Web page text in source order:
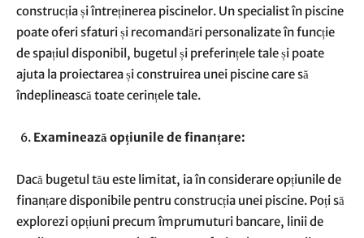
construcția și întreținerea piscinelor. Un specialist în piscine
poate oferi sfaturi și recomandări personalizate în funcție
de spațiul disponibil, bugetul și preferințele tale și poate
ajuta la proiectarea și construirea unei piscine care să
îndeplinească toate cerințele tale.
Examinează opțiunile de finanțare:
Dacă bugetul tău este limitat, ia în considerare opțiunile de
finanțare disponibile pentru construcția unei piscine. Poți să
explorezi opțiuni precum împrumuturi bancare, linii de